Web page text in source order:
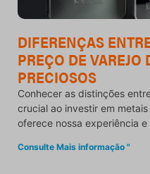
DIFERENÇAS
PREÇO DE VAREJO
PRECIOSOS
Conhecer as distinções
crucial ao investir em
oferece nossa experiência
Consulte Mais informação "